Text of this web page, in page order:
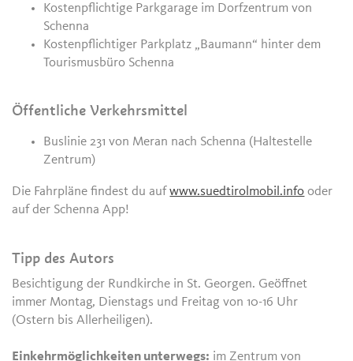
Kostenpflichtige Parkgarage im Dorfzentrum von
Schenna
Kostenpflichtiger Parkplatz „Baumann“ hinter dem
Tourismusbüro Schenna
Öffentliche Verkehrsmittel
Buslinie 231 von Meran nach Schenna (Haltestelle
Zentrum)
Die Fahrpläne findest du aufwww.suedtirolmobil.info oder
auf der Schenna App!
Tipp des Autors
Besichtigung der Rundkirche in St. Georgen. Geöffnet
immer Montag, Dienstags und Freitag von 10-16 Uhr
(Ostern bis Allerheiligen).
Einkehrmöglichkeiten unterwegs: im Zentrum von